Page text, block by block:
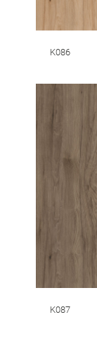
K086
K087